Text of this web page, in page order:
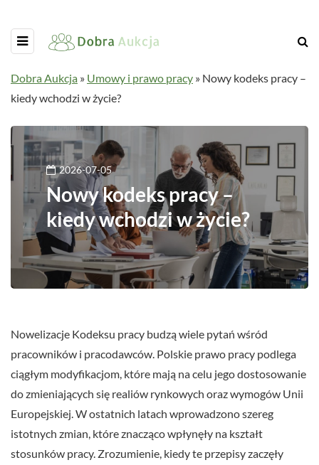
Dobra Aukcja » Umowy i prawo pracy » Nowy kodeks pracy –
kiedy wchodzi w życie?
2026-07-05
Nowy kodeks pracy –
kiedy wchodzi w życie?
Nowelizacje Kodeksu pracy budzą wiele pytań wśród
pracowników i pracodawców. Polskie prawo pracy podlega
ciągłym modyfikacjom, które mają na celu jego dostosowanie
do zmieniających się realiów rynkowych oraz wymogów Unii
Europejskiej. W ostatnich latach wprowadzono szereg
istotnych zmian, które znacząco wpłynęły na kształt
stosunków pracy. Zrozumienie, kiedy te przepisy zaczęły